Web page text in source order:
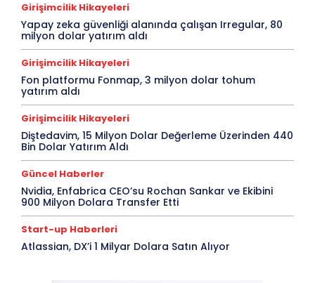
Girişimcilik Hikayeleri
Yapay zeka güvenliği alanında çalışan Irregular, 80
milyon dolar yatırım aldı
Girişimcilik Hikayeleri
Fon platformu Fonmap, 3 milyon dolar tohum
yatırım aldı
Girişimcilik Hikayeleri
Diştedavim, 15 Milyon Dolar Değerleme Üzerinden 440
Bin Dolar Yatırım Aldı
Güncel Haberler
Nvidia, Enfabrica CEO’su Rochan Sankar ve Ekibini
900 Milyon Dolara Transfer Etti
Start-up Haberleri
Atlassian, DX’i 1 Milyar Dolara Satın Alıyor